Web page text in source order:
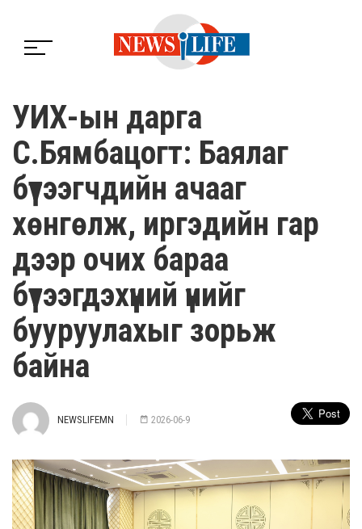
УИХ-ын дарга
С.Бямбацогт: Баялаг
бүтээгчдийн ачааг
хөнгөлж, иргэдийн гар
дээр очих бараа
бүтээгдэхүүний үнийг
бууруулахыг зорьж
байна
NEWSLIFEMN 2026-06-9